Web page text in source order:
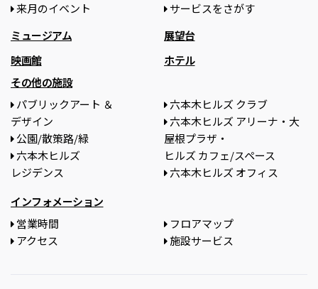
来月のイベント
サービスをさがす
ミュージアム
映画館
展望台
ホテル
その他の施設
パブリックアート ＆
デザイン
公園/散策路/緑
六本木ヒルズ
レジデンス
六本木ヒルズ クラブ
六本木ヒルズ アリーナ・大
屋根プラザ・
ヒルズ カフェ/スペース
六本木ヒルズ オフィス
インフォメーション
営業時間
アクセス
フロアマップ
施設サービス